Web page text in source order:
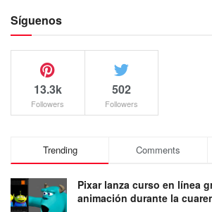
Síguenos
13.3k
Followers
502
Followers
Trending Comments
Pixar lanza curso en línea
animación durante la